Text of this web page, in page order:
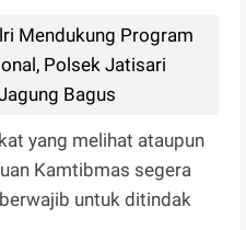
Mendukung Program
Polsek Jatisari
Bagus
yang melihat ataupun
Kamtibmas segera
untuk ditindak